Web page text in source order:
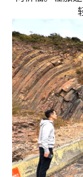
女士
姓*
名*